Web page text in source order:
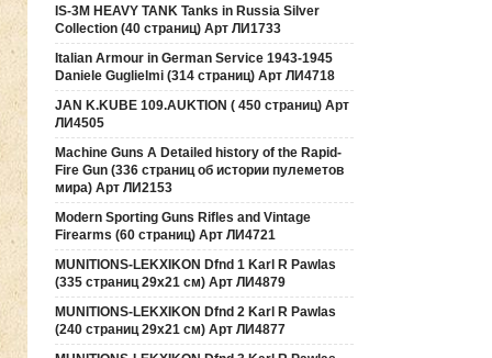
IS-3M HEAVY TANK Tanks in Russia Silver
Collection (40 страниц) Арт ЛИ1733
Italian Armour in German Service 1943-1945
Daniele Guglielmi (314 страниц) Арт ЛИ4718
JAN K.KUBE 109.AUKTION ( 450 страниц) Арт
ЛИ4505
Machine Guns A Detailed history of the Rapid-
Fire Gun (336 страниц об истории пулеметов
мира) Арт ЛИ2153
Modern Sporting Guns Rifles and Vintage
Firearms (60 страниц) Арт ЛИ4721
MUNITIONS-LEKXIKON Dfnd 1 Karl R Pawlas
(335 страниц 29х21 см) Арт ЛИ4879
MUNITIONS-LEKXIKON Dfnd 2 Karl R Pawlas
(240 страниц 29х21 см) Арт ЛИ4877